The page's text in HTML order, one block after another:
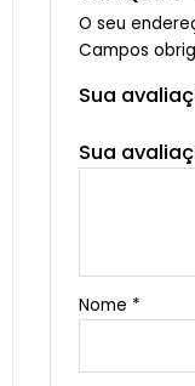
O seu
Campos
Sua
Sua
Nome *